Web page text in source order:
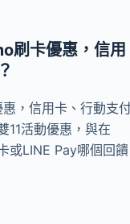
刷卡優惠，信用
，信用卡、行動支
11活動優惠，與在
或LINE Pay哪個回饋